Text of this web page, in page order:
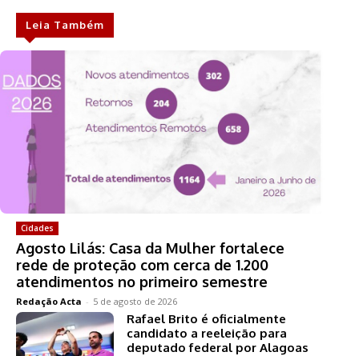
Leia Também
Cidades
Agosto Lilás: Casa da Mulher fortalece
rede de proteção com cerca de 1.200
atendimentos no primeiro semestre
Redação Acta - 5 de agosto de 2026
Rafael Brito é oficialmente
candidato a reeleição para
deputado federal por Alagoas